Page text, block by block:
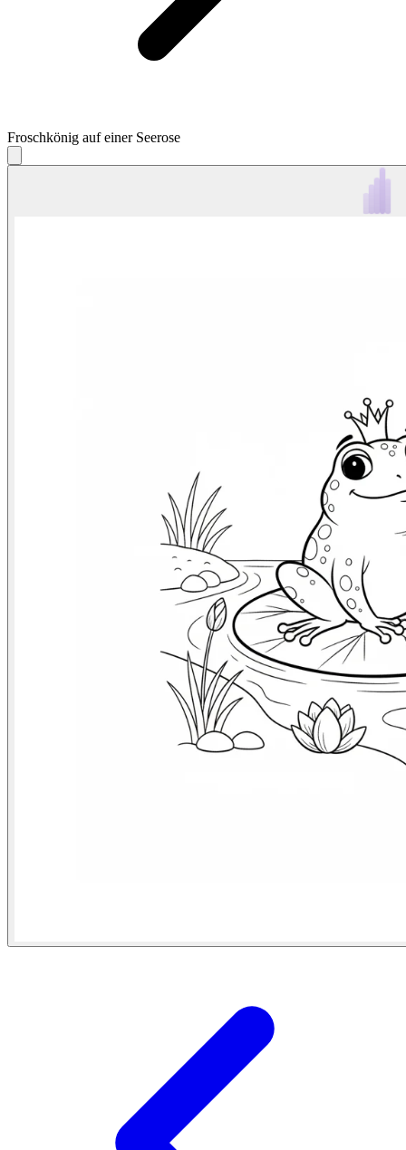
Froschkönig auf einer Seerose